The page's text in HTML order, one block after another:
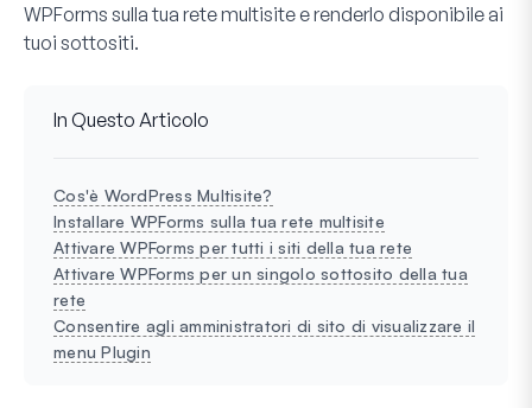
WPForms sulla tua rete multisite e renderlo disponibile ai
tuoi sottositi.
In Questo Articolo
Cos'è WordPress Multisite?
Installare WPForms sulla tua rete multisite
Attivare WPForms per tutti i siti della tua rete
Attivare WPForms per un singolo sottosito della tua
rete
Consentire agli amministratori di sito di visualizzare il
menu Plugin